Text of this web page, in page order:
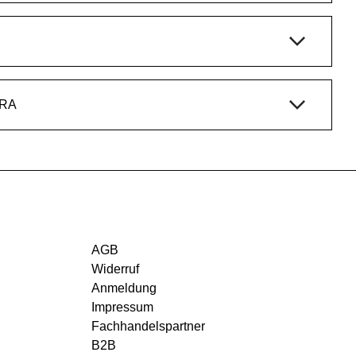
AGB
Widerruf
Anmeldung
Impressum
Fachhandelspartner
B2B